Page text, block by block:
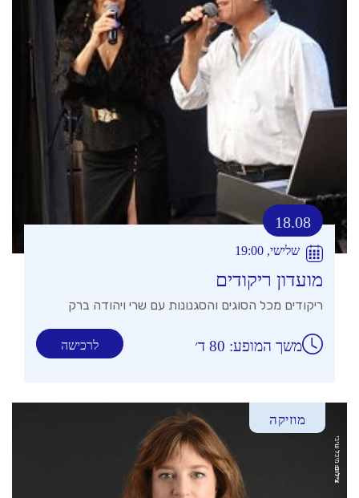
18.08
שלישי, 19:00
מועדון ריקודים
ריקודים מכל הסוגים והסגנונות עם שרי ויהודה ברק
לרכישה משך המופע: 80 ד׳
מוזיקה